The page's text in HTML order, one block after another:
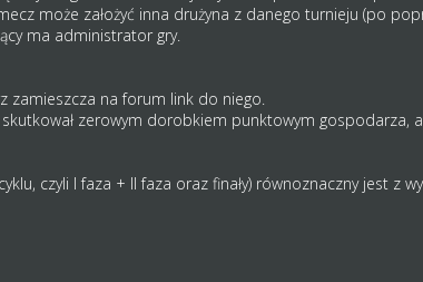
może założyć inna drużyna z danego turnieju (po
ma administrator gry.
zamieszcza na forum link do niego.
zerowym dorobkiem punktowym gospodarza,
czyli I faza + II faza oraz finały) równoznaczny jest